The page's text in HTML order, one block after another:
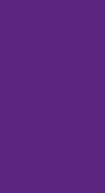
Lyon Vallée